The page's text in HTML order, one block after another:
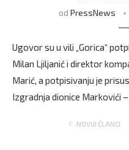
od PressNews
Ugovor su u vili „Gorica“
Milan Ljiljanić i direktor
Marić, a potpisivanju je
Izgradnja dionice Markovići
NOVIJI ČLANCI